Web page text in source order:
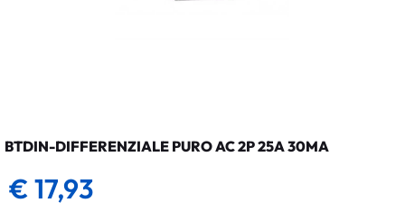
BTDIN-DIFFERENZIALE PURO AC 2P 25A 30MA
€ 17,93